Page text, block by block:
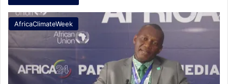
AfricaClimateWeek